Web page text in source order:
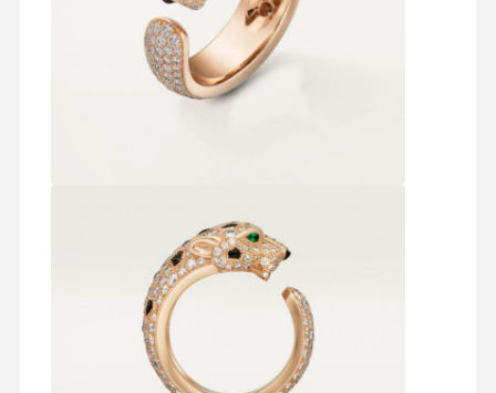
WerksbesichtQualitätskont
Rolle
Kontakt Mit
18K Diamantringe
18KT-Gold-Armband
18K Anhänger Halskette